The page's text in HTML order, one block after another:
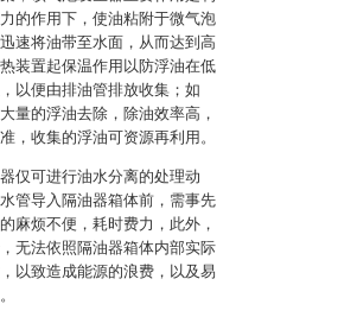
的作用下，使油粘附于微气泡
速将油带至水面，从而达到高
装置起保温作用以防浮油在低
以便由排油管排放收集；如
量的浮油去除，除油效率高，
，收集的浮油可资源再利用。
仅可进行油水分离的处理动
管导入隔油器箱体前，需事先
麻烦不便，耗时费力，此外，
无法依照隔油器箱体内部实际
以致造成能源的浪费，以及易